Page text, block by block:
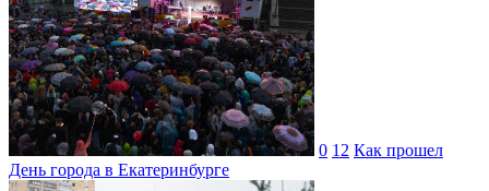
0 12 Как прошел
День города в Екатеринбурге